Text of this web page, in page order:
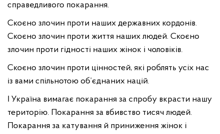
справедливого покарання.
Скоєно злочин проти наших державних кордонів.
Скоєно злочин проти життя наших людей. Скоєно
злочин проти гідності наших жінок і чоловіків.
Скоєно злочин проти цінностей, які роблять усіх нас
із вами спільнотою об’єднаних націй.
І Україна вимагає покарання за спробу вкрасти нашу
територію. Покарання за вбивство тисяч людей.
Покарання за катування й приниження жінок і